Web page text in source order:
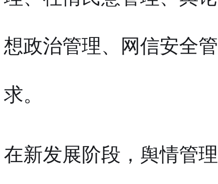
想政治管理、网信安全
求。
在新发展阶段，舆情管